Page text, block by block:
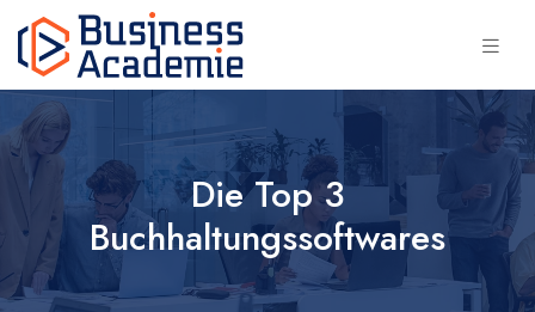
Die Top 3
Buchhaltungssoftwares